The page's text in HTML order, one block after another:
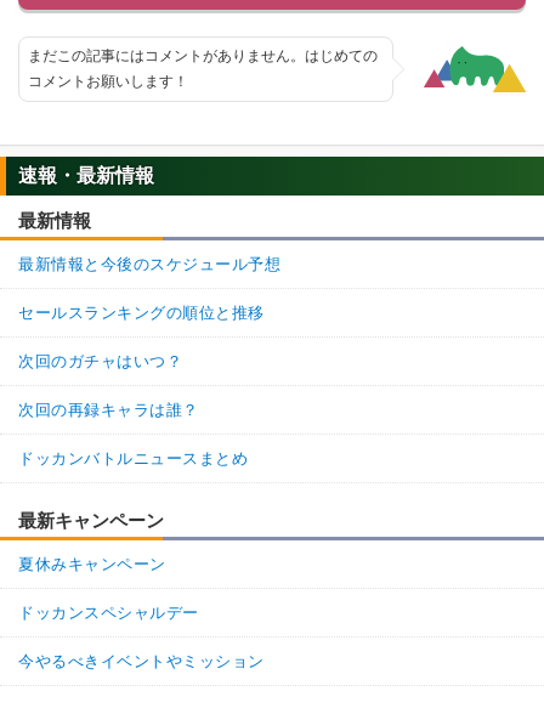
まだこの記事にはコメントがありません。はじめての
コメントお願いします！
速報・最新情報
最新情報
最新情報と今後のスケジュール予想
セールスランキングの順位と推移
次回のガチャはいつ？
次回の再録キャラは誰？
ドッカンバトルニュースまとめ
最新キャンペーン
夏休みキャンペーン
ドッカンスペシャルデー
今やるべきイベントやミッション